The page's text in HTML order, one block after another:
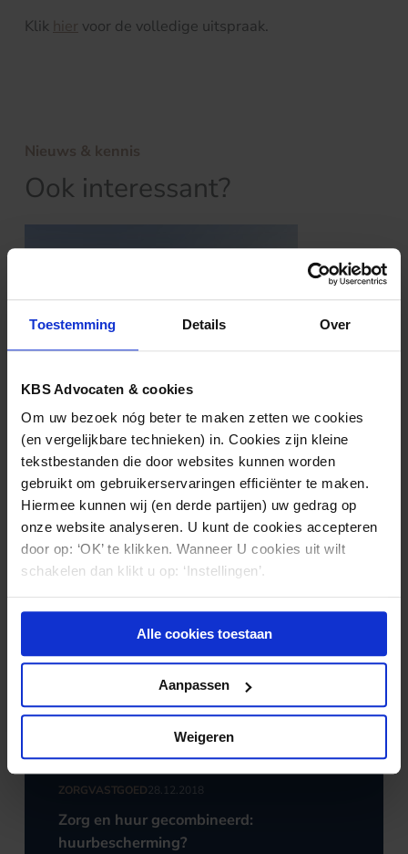
Toestemming Details Over
KBS Advocaten & cookies
Om uw bezoek nóg beter te maken zetten we cookies
(en vergelijkbare technieken) in. Cookies zijn kleine
tekstbestanden die door websites kunnen worden
gebruikt om gebruikerservaringen efficiënter te maken.
Hiermee kunnen wij (en derde partijen) uw gedrag op
onze website analyseren. U kunt de cookies accepteren
door op: ‘OK’ te klikken. Wanneer U cookies uit wilt
schakelen dan klikt u op: ‘Instellingen’.
Alle cookies toestaan
Aanpassen
Weigeren
Klik hier voor de volledige uitspraak.
Nieuws & kennis
Ook interessant?
ZORGVASTGOED20.01.2023
Beleidsregel vervreemding onroerende
zaken aangepast
ZORGVASTGOED28.12.2018
Zorg en huur gecombineerd:
huurbescherming?